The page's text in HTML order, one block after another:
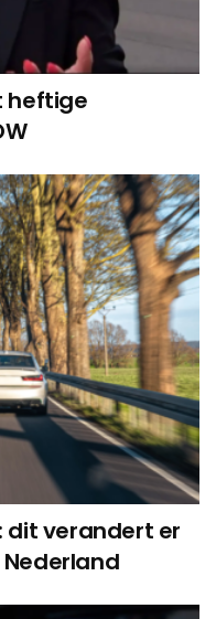
heftige
verandert er